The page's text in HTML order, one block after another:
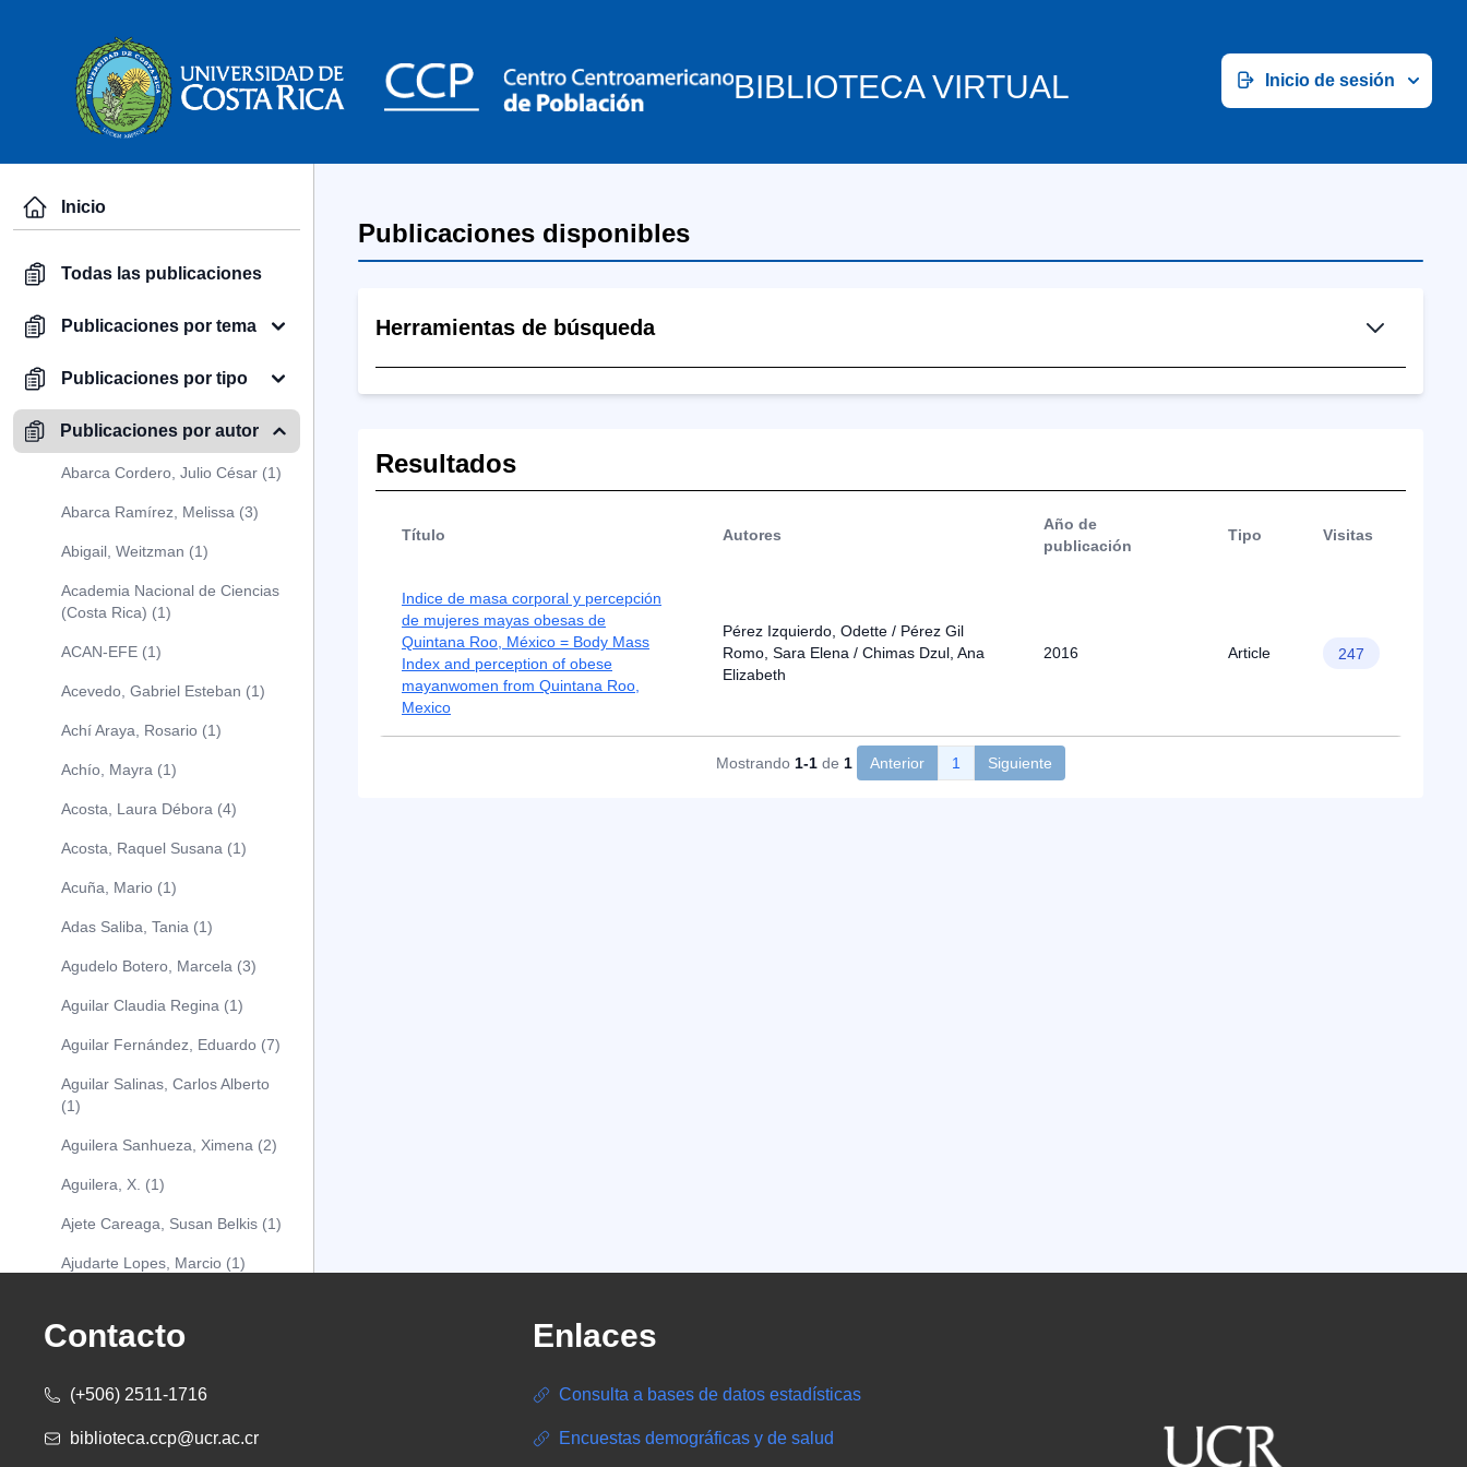
BIBLIOTECA VIRTUAL Inicio de sesión
Inicio
Todas las publicaciones
Publicaciones por tema
Publicaciones por tipo
Publicaciones por autor
Abarca Cordero, Julio César (1)
Abarca Ramírez, Melissa (3)
Abigail, Weitzman (1)
Academia Nacional de Ciencias
(Costa Rica) (1)
ACAN-EFE (1)
Acevedo, Gabriel Esteban (1)
Achí Araya, Rosario (1)
Achío, Mayra (1)
Acosta, Laura Débora (4)
Acosta, Raquel Susana (1)
Acuña, Mario (1)
Adas Saliba, Tania (1)
Agudelo Botero, Marcela (3)
Aguilar Claudia Regina (1)
Aguilar Fernández, Eduardo (7)
Aguilar Salinas, Carlos Alberto
(1)
Aguilera Sanhueza, Ximena (2)
Aguilera, X. (1)
Ajete Careaga, Susan Belkis (1)
Ajudarte Lopes, Marcio (1)
(1)
Albareda Tiana (1)
Alcócer Alfaro, Diana (1)
Publicaciones disponibles
Herramientas de búsqueda
Resultados
Título Autores
Año de
publicación
Tipo Visitas
Indice de masa corporal y percepción
de mujeres mayas obesas de
Quintana Roo, México = Body Mass
Index and perception of obese
mayanwomen from Quintana Roo,
Mexico
Pérez Izquierdo, Odette / Pérez Gil
Romo, Sara Elena / Chimas Dzul, Ana
Elizabeth
2016 Article 247
Mostrando 1-1 de 1 Anterior 1 Siguiente
Contacto
(+506) 2511-1716
biblioteca.ccp@ucr.ac.cr
Enlaces
Consulta a bases de datos estadísticas
Encuestas demográficas y de salud